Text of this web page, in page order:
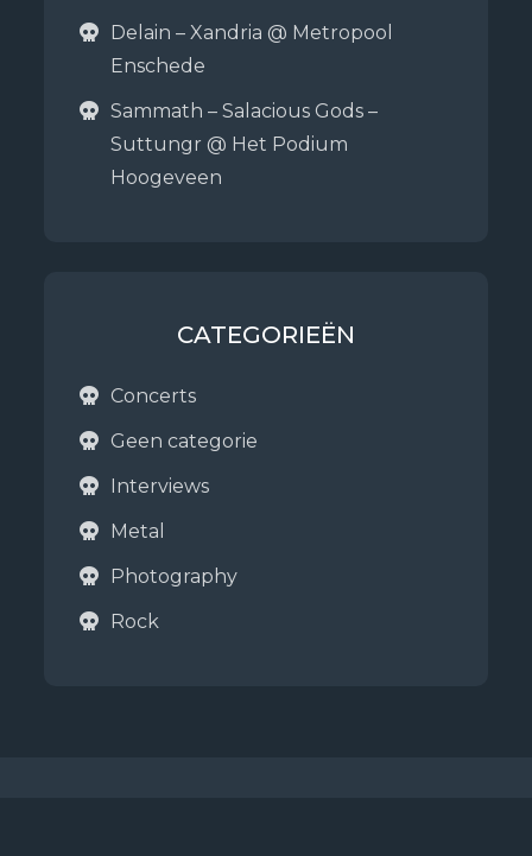
Delain – Xandria @ Metropool
Enschede
Sammath – Salacious Gods –
Suttungr @ Het Podium
Hoogeveen
CATEGORIEËN
Concerts
Geen categorie
Interviews
Metal
Photography
Rock